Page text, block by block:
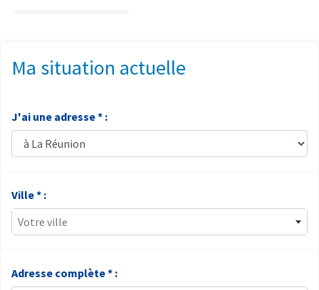
Ma situation actuelle
J'ai une adresse * :
Ville * :
Votre ville
Adresse complète * :